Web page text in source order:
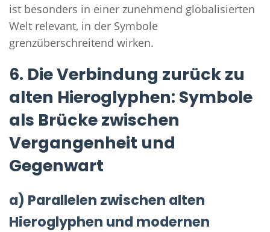
ist besonders in einer zunehmend globalisierten
Welt relevant, in der Symbole
grenzüberschreitend wirken.
6. Die Verbindung zurück zu
alten Hieroglyphen: Symbole
als Brücke zwischen
Vergangenheit und
Gegenwart
a) Parallelen zwischen alten
Hieroglyphen und modernen